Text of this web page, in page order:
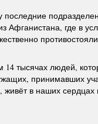
последние
Афганистана, где в
14 тысячах людей,
принимавших
в наших сердцах